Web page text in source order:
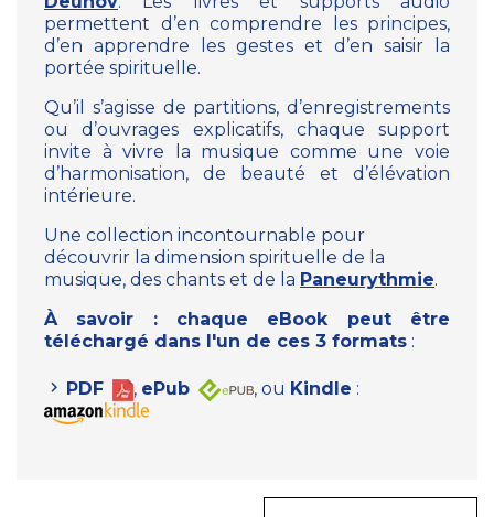
permettent d’en comprendre les principes,
d’en apprendre les gestes et d’en saisir la
portée spirituelle.
Qu’il s’agisse de partitions, d’enregistrements
ou d’ouvrages explicatifs, chaque support
invite à vivre la musique comme une voie
d’harmonisation, de beauté et d’élévation
intérieure.
Une collection incontournable pour
découvrir la dimension spirituelle de la
musique, des chants et de la Paneurythmie.
À savoir : chaque eBook peut être
téléchargé dans l'un de ces 3 formats :
PDF , ePub , ou Kindle :